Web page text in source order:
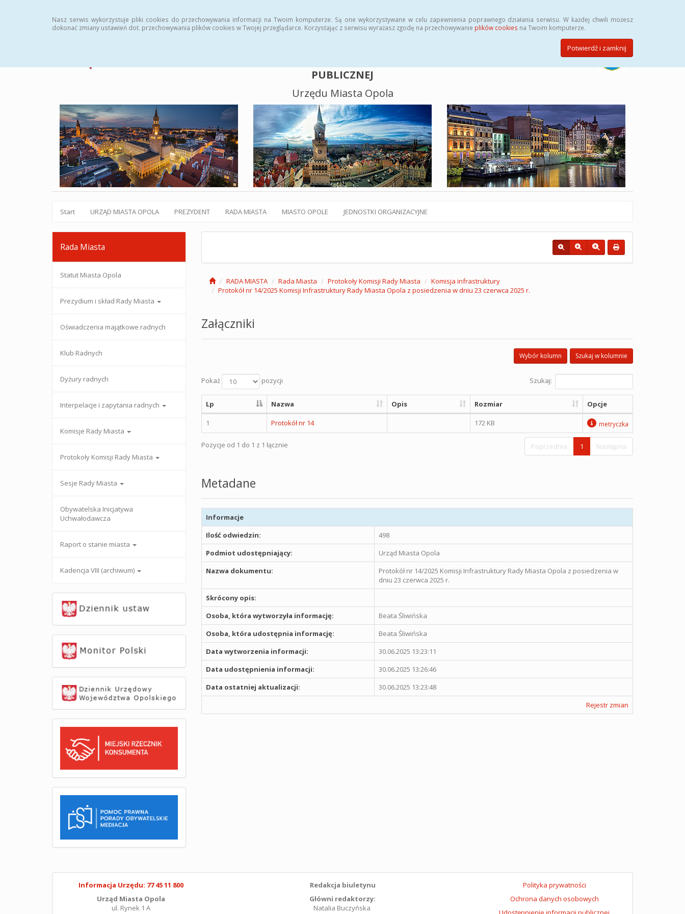
Nasz serwis wykorzystuje pliki cookies do przechowywania informacji na Twoim komputerze. Są one wykorzystywane w celu zapewnienia poprawnego działania serwisu. W każdej chwili możesz
dokonać zmiany ustawień dot. przechowywania plików cookies w Twojej przeglądarce. Korzystając z serwisu wyrażasz zgodę na przechowywanie plików cookies na Twoim komputerze.
Potwierdź i zamknij
PUBLICZNEJ
Urzędu Miasta Opola
Start URZĄD MIASTA OPOLA PREZYDENT RADA MIASTA MIASTO OPOLE JEDNOSTKI ORGANIZACYJNE
Rada Miasta
Statut Miasta Opola
Prezydium i skład Rady Miasta
Oświadczenia majątkowe radnych
Klub Radnych
Dyżury radnych
Interpelacje i zapytania radnych
Komisje Rady Miasta
Protokoły Komisji Rady Miasta
Sesje Rady Miasta
Obywatelska Inicjatywa
Uchwałodawcza
Raport o stanie miasta
Kadencja VIII (archiwum)
RADA MIASTA Rada Miasta Protokoły Komisji Rady Miasta
Komisja infrastruktury
Protokół nr 14/2025 Komisji Infrastruktury Rady Miasta Opola z posiedzenia w dniu 23 czerwca 2025 r.
Załączniki
Szukaj w kolumnie
Wybór kolumn
Pokaż pozycji Szukaj:
Lp Nazwa Opis Rozmiar Opcje
1 Protokół nr 14 172 KB metryczka
Pozycje od 1 do 1 z 1 łącznie Poprzednia 1 Następna
Metadane
Informacje
Ilość odwiedzin:
498
Podmiot udostępniający:
Urząd Miasta Opola
Nazwa dokumentu:
Protokół nr 14/2025 Komisji Infrastruktury Rady Miasta Opola z posiedzenia w
dniu 23 czerwca 2025 r.
Skrócony opis:
Osoba, która wytworzyła informację:
Beata Śliwińska
Osoba, która udostępnia informację:
Beata Śliwińska
Data wytworzenia informacji:
30.06.2025 13:23:11
Data udostępnienia informacji:
30.06.2025 13:26:46
Data ostatniej aktualizacji:
30.06.2025 13:23:48
Rejestr zmian
Informacja Urzędu: 77 45 11 800
Urząd Miasta Opola
ul. Rynek 1 A
Redakcja biuletynu
Główni redaktorzy:
Natalia Buczyńska
Polityka prywatności
Ochrona danych osobowych